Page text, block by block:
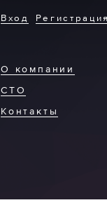
О компании
СТО
Контакты
Вход